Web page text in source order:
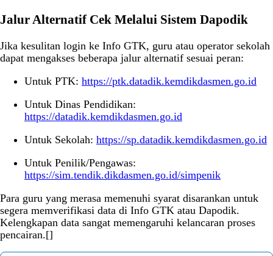
Jalur Alternatif Cek Melalui Sistem Dapodik
Jika kesulitan login ke Info GTK, guru atau operator sekolah
dapat mengakses beberapa jalur alternatif sesuai peran:
Untuk PTK: https://ptk.datadik.kemdikdasmen.go.id
Untuk Dinas Pendidikan:
https://datadik.kemdikdasmen.go.id
Untuk Sekolah: https://sp.datadik.kemdikdasmen.go.id
Untuk Penilik/Pengawas:
https://sim.tendik.dikdasmen.go.id/simpenik
Para guru yang merasa memenuhi syarat disarankan untuk
segera memverifikasi data di Info GTK atau Dapodik.
Kelengkapan data sangat memengaruhi kelancaran proses
pencairan.[]